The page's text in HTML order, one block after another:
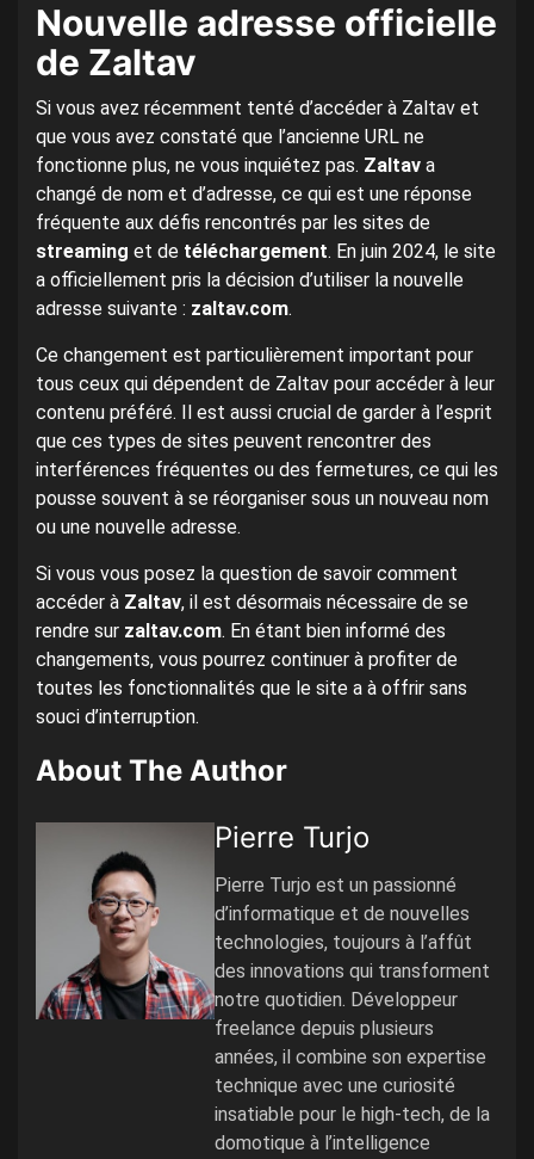
Nouvelle adresse officielle
de Zaltav
Si vous avez récemment tenté d’accéder à Zaltav et
que vous avez constaté que l’ancienne URL ne
fonctionne plus, ne vous inquiétez pas. Zaltav a
changé de nom et d’adresse, ce qui est une réponse
fréquente aux défis rencontrés par les sites de
streaming et de téléchargement. En juin 2024, le site
a officiellement pris la décision d’utiliser la nouvelle
adresse suivante : zaltav.com.
Ce changement est particulièrement important pour
tous ceux qui dépendent de Zaltav pour accéder à leur
contenu préféré. Il est aussi crucial de garder à l’esprit
que ces types de sites peuvent rencontrer des
interférences fréquentes ou des fermetures, ce qui les
pousse souvent à se réorganiser sous un nouveau nom
ou une nouvelle adresse.
Si vous vous posez la question de savoir comment
accéder à Zaltav, il est désormais nécessaire de se
rendre sur zaltav.com. En étant bien informé des
changements, vous pourrez continuer à profiter de
toutes les fonctionnalités que le site a à offrir sans
souci d’interruption.
About The Author
Pierre Turjo
Pierre Turjo est un passionné
d’informatique et de nouvelles
technologies, toujours à l’affût
des innovations qui transforment
notre quotidien. Développeur
freelance depuis plusieurs
années, il combine son expertise
technique avec une curiosité
insatiable pour le high-tech, de la
domotique à l’intelligence